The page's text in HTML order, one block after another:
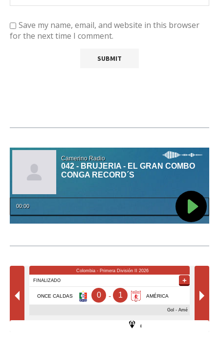
Save my name, email, and website in this browser
for the next time I comment.